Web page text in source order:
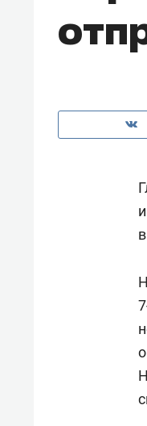
Как ГК
создают